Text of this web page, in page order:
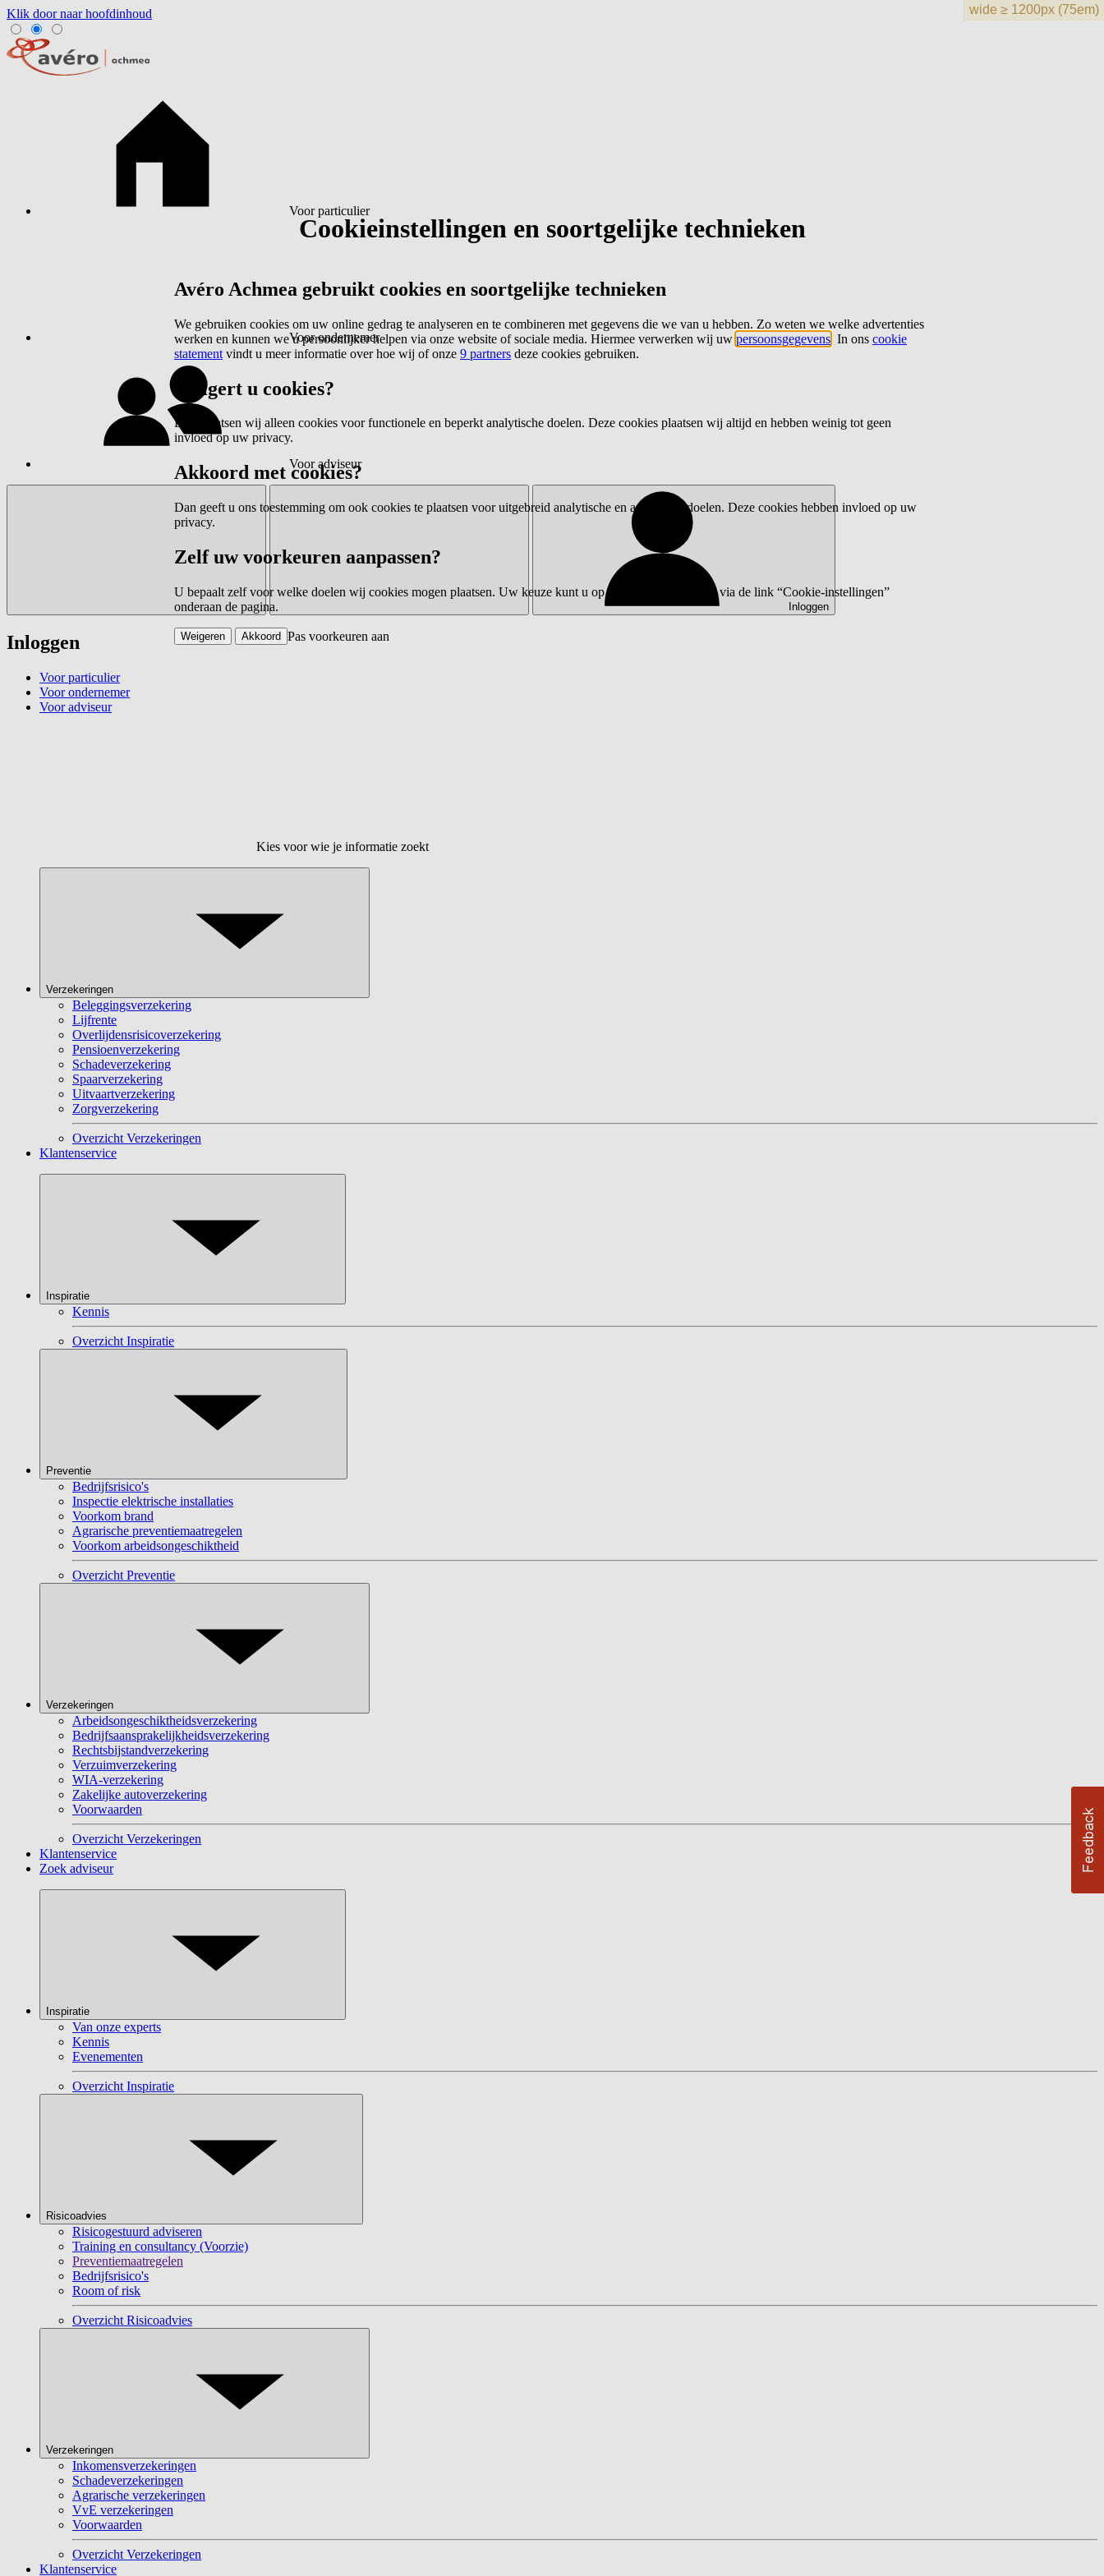
Klik door naar hoofdinhoud
Voor particulier
Voor ondernemer
Voor adviseur
Inloggen
Inloggen
Voor particulier
Voor ondernemer
Voor adviseur
Kies voor wie je informatie zoekt
Verzekeringen
Beleggingsverzekering
Lijfrente
Overlijdensrisicoverzekering
Pensioenverzekering
Schadeverzekering
Spaarverzekering
Uitvaartverzekering
Zorgverzekering
Overzicht Verzekeringen
Klantenservice
Inspiratie
Kennis
Overzicht Inspiratie
Preventie
Bedrijfsrisico's
Inspectie elektrische installaties
Voorkom brand
Agrarische preventiemaatregelen
Voorkom arbeidsongeschiktheid
Overzicht Preventie
Verzekeringen
Arbeidsongeschiktheidsverzekering
Bedrijfsaansprakelijkheidsverzekering
Rechtsbijstandverzekering
Verzuimverzekering
WIA-verzekering
Zakelijke autoverzekering
Voorwaarden
Overzicht Verzekeringen
Klantenservice
Zoek adviseur
Inspiratie
Van onze experts
Kennis
Evenementen
Overzicht Inspiratie
Risicoadvies
Risicogestuurd adviseren
Training en consultancy (Voorzie)
Preventiemaatregelen
Bedrijfsrisico's
Room of risk
Overzicht Risicoadvies
Verzekeringen
Inkomensverzekeringen
Schadeverzekeringen
Agrarische verzekeringen
VvE verzekeringen
Voorwaarden
Overzicht Verzekeringen
Klantenservice
Cookieinstellingen en soortgelijke technieken
Avéro Achmea gebruikt cookies en soortgelijke technieken
We gebruiken cookies om uw online gedrag te analyseren en te combineren met gegevens die we van u hebben. Zo weten we welke advertenties
werken en kunnen we u persoonlijker helpen via onze website of sociale media. Hiermee verwerken wij uw persoonsgegevens . In ons cookie
statement vindt u meer informatie over hoe wij of onze 9 partners deze cookies gebruiken.
Weigert u cookies?
Dan plaatsen wij alleen cookies voor functionele en beperkt analytische doelen. Deze cookies plaatsen wij altijd en hebben weinig tot geen
invloed op uw privacy.
Akkoord met cookies?
Dan geeft u ons toestemming om ook cookies te plaatsen voor uitgebreid analytische en advertentiedoelen. Deze cookies hebben invloed op uw
privacy.
Zelf uw voorkeuren aanpassen?
U bepaalt zelf voor welke doelen wij cookies mogen plaatsen. Uw keuze kunt u op elk moment wijzigen via de link “Cookie-instellingen”
onderaan de pagina.
Pas voorkeuren aan
Weigeren Akkoord